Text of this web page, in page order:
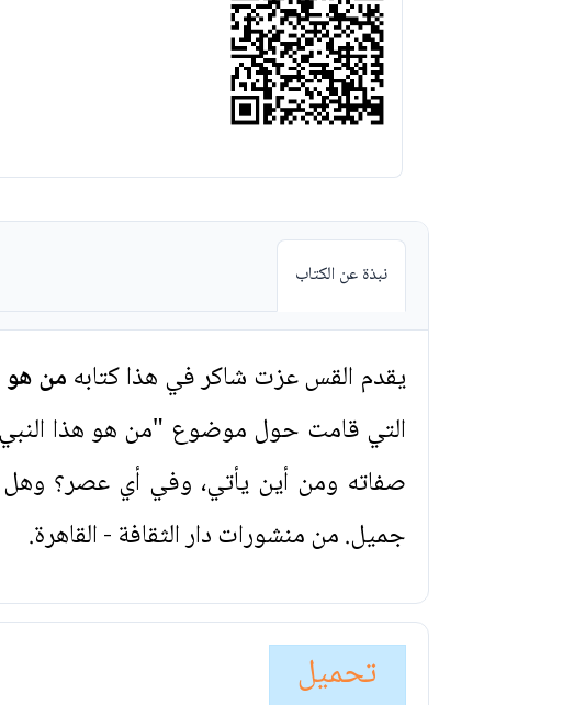
نبذة عن الكتاب
يقدم القس عزت شاكر في هذا كتابهمن هو
التي قامت حول موضوع "من هو هذا
صفاته ومن أين يأتي، وفي أي عصر؟
جميل. من منشورات دار الثقافة - القاهرة.
تحميل